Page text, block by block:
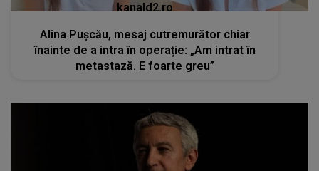
kanald2.ro
Alina Pușcău, mesaj cutremurător chiar
înainte de a intra în operație: „Am intrat în
metastază. E foarte greu”